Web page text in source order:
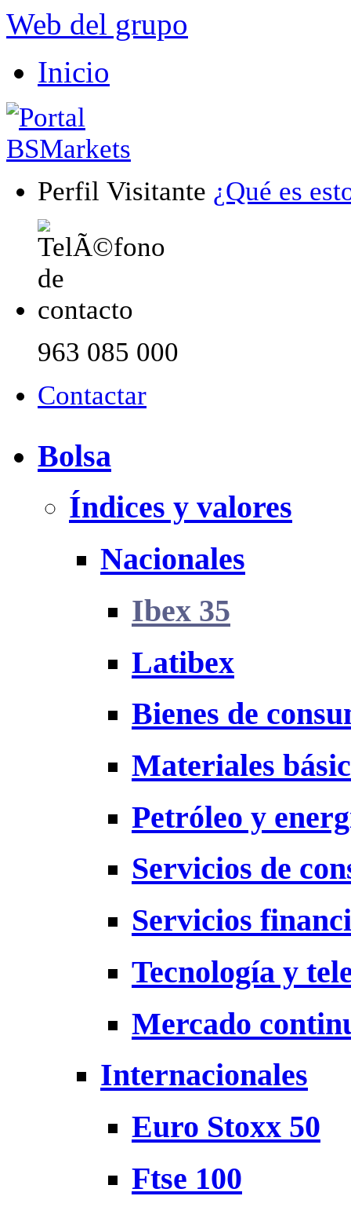
Web del grupo
Inicio
Perfil Visitante ¿Qué es
963 085 000
Contactar
Bolsa
Índices y valores
Nacionales
Ibex 35
Latibex
Bienes de
Materiales
Petróleo y
Servicios de
Servicios
Tecnología y
Mercado
Internacionales
Euro Stoxx 50
Ftse 100